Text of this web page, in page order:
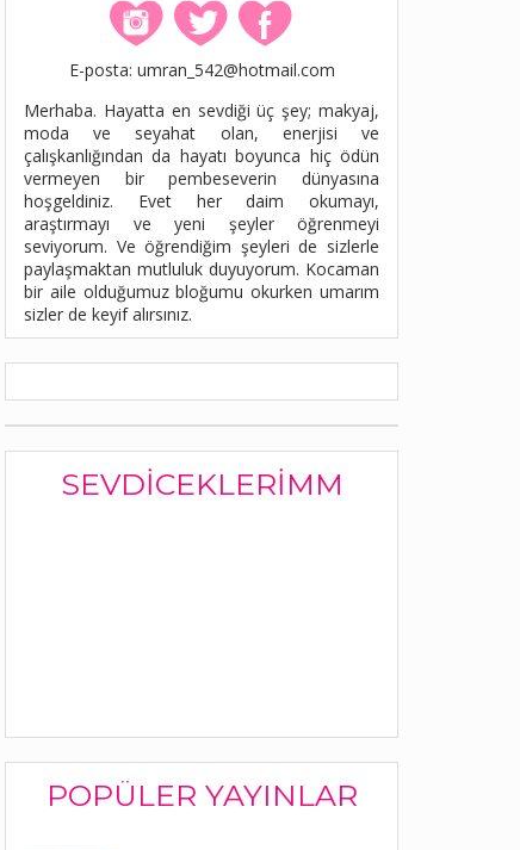
E-posta: umran_542@hotmail.com
Merhaba. Hayatta en sevdiği üç şey; makyaj,
moda ve seyahat olan, enerjisi ve
çalışkanlığından da hayatı boyunca hiç ödün
vermeyen bir pembeseverin dünyasına
hoşgeldiniz. Evet her daim okumayı,
araştırmayı ve yeni şeyler öğrenmeyi
seviyorum. Ve öğrendiğim şeyleri de sizlerle
paylaşmaktan mutluluk duyuyorum. Kocaman
bir aile olduğumuz bloğumu okurken umarım
sizler de keyif alırsınız.
SEVDICEKLERIMM
POPÜLER YAYINLAR